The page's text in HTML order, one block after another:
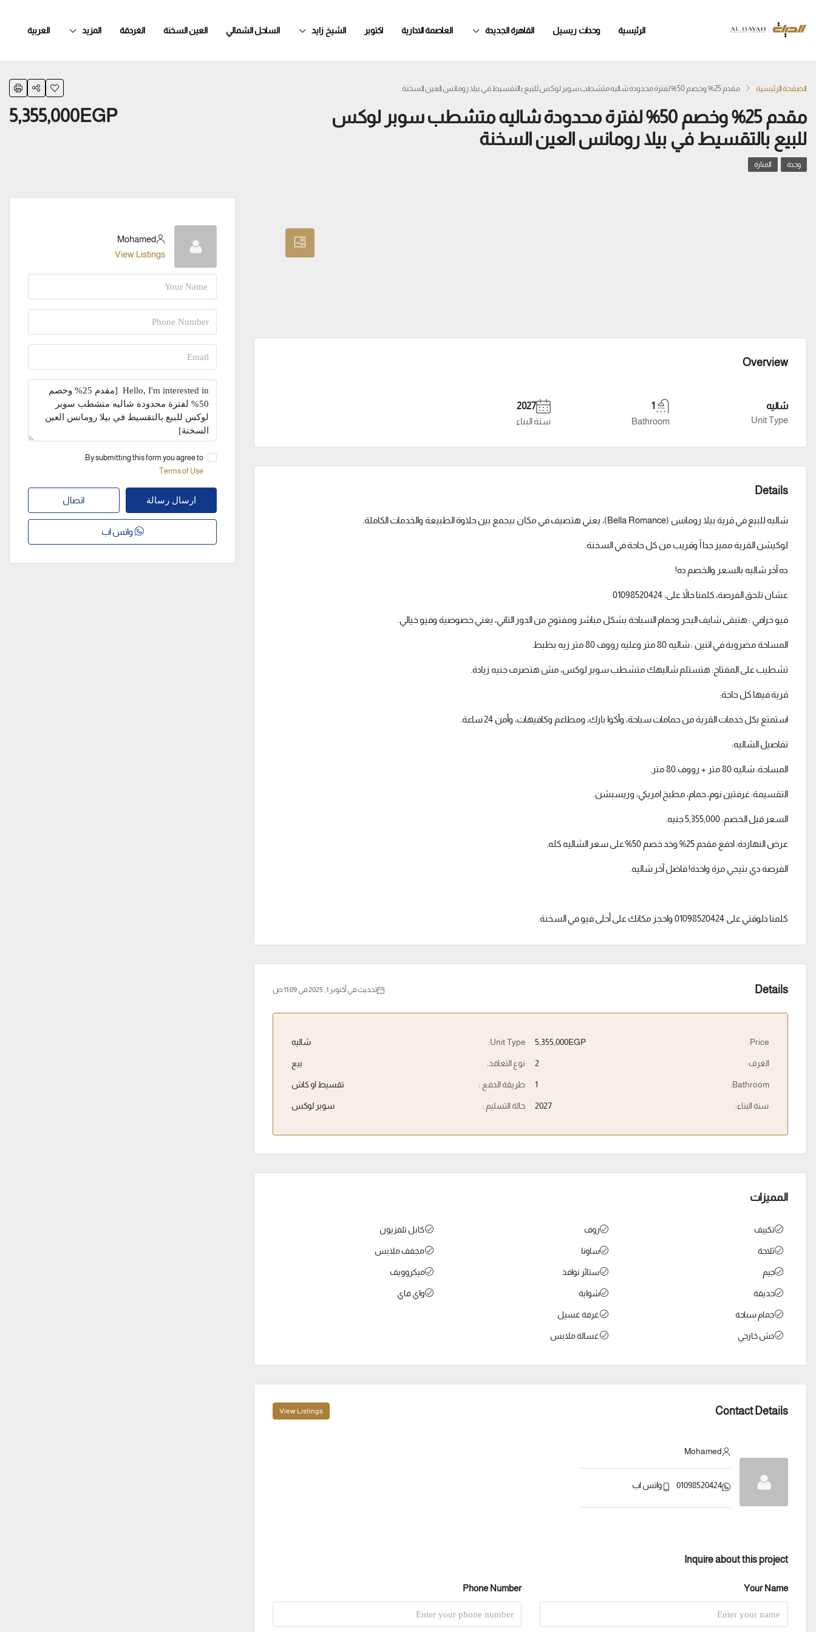
الرئيسية وحدات ريسيل القاهرة الجديدة العاصمة الادارية اكتوبر الشيخ زايد الساحل الشمالي العين السخنة الغردقة المزيد العربية
الصفحة الرئيسية مقدم 25% وخصم 50% لفترة محدودة شاليه متشطب سوبر لوكس للبيع بالتقسيط في بيلا رومانس العين السخنة
مقدم 25% وخصم 50% لفترة محدودة شاليه متشطب سوبر لوكس
للبيع بالتقسيط في بيلا رومانس العين السخنة
5,355,000EGP
وحدة المنارة
Overview
شاليه
Unit Type
1
Bathroom
2027
سنة البناء
Details
شاليه للبيع في قرية بيلا رومانس (Bella Romance)، يعني هتصيف في مكان بيجمع بين حلاوة الطبيعة والخدمات الكاملة.
لوكيشن القرية مميز جدا اً وقريب من كل حاجة في السخنة.
ده آخر شاليه بالسعر والخصم ده!
عشان تلحق الفرصة، كلمنا حالاً على: 01098520424
فيو خرافي : هتبقى شايف البحر وحمام السباحة بشكل مباشر ومفتوح من الدور التاني، يعني خصوصية وفيو خيالي.
المساحة مضروبة في اتنين : شاليه 80 متر وعليه رووف 80 متر زيه بظبط.
تشطيب على المفتاح: هتستلم شاليهك متشطب سوبر لوكس، مش هتصرف جنيه زيادة.
قرية فيها كل حاجة:
استمتع بكل خدمات القرية من حمامات سباحة، وأكوا بارك، ومطاعم وكافيهات، وأمن 24 ساعة.
تفاصيل الشاليه:
المساحة: شاليه 80 متر + رووف 80 متر.
التقسيمة: غرفتين نوم، حمام، مطبخ امريكي، وريسبشن.
السعر قبل الخصم: 5,355,000 جنيه.
عرض النهاردة: ادفع مقدم 25% وخد خصم 50% على سعر الشاليه كله.
الفرصة دي بتيجي مرة واحدة! فاضل آخر شاليه.
كلمنا دلوقتي على 01098520424 واحجز مكانك على أحلى فيو في السخنة.
Details تحديث في أكتوبر 1, 2025 في 11:09 ص
Price:
5,355,000EGP
الغرف: 2
Bathroom:
1
سنة البناء: 2027
Unit Type: شاليه
نوع التعاقد: بيع
طريقة الدفع : تقسيط او كاش
حالة التسليم : سوبر لوكس
المميزات
تكييف
ثلاجة
جيم
حديقة
حمام سباحة
دش خارجي
روف
ساونا
ستائر نوافذ
شواية
غرفة غسيل
غسالة ملابس
كابل تلفزيون
مجفف ملابس
ميكروويف
واي فاي
Contact Details
View Listings
Mohamed
01098520424 واتس اب
Inquire about this project
Your Name
Phone Number
Mohamed
View Listings
By submitting this form you agree to:
Terms of Use
ارسال رسالة اتصال
واتس اب